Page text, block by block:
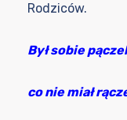
Rodziców.
Był sobie
co nie miał